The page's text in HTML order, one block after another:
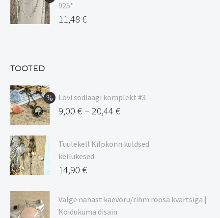
17,00 €.
on:
15,00 €.
925"
Algne
11,48 €
TOOTED
Lõvi sodiaagi komplekt #3
9,00 € – 20,44 €
9,00 €
kuni
20,44 €
Tuulekell Kilpkonn kuldsed
kellukesed
14,90 €
Valge nahast käevõru/rihm roosa kvartsiga |
Koidukuma disain